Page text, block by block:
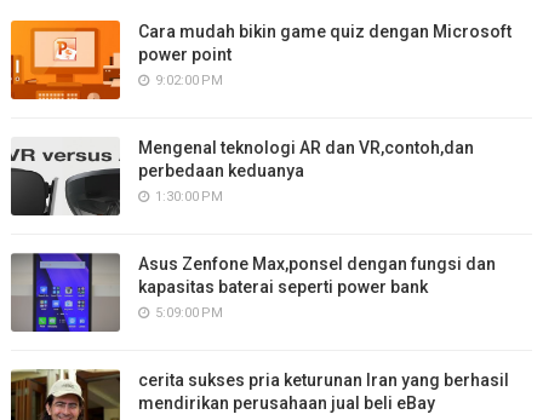
Cara mudah bikin game quiz dengan Microsoft
power point
9:02:00 PM
Mengenal teknologi AR dan VR,contoh,dan
perbedaan keduanya
1:30:00 PM
Asus Zenfone Max,ponsel dengan fungsi dan
kapasitas baterai seperti power bank
5:09:00 PM
cerita sukses pria keturunan Iran yang berhasil
mendirikan perusahaan jual beli eBay